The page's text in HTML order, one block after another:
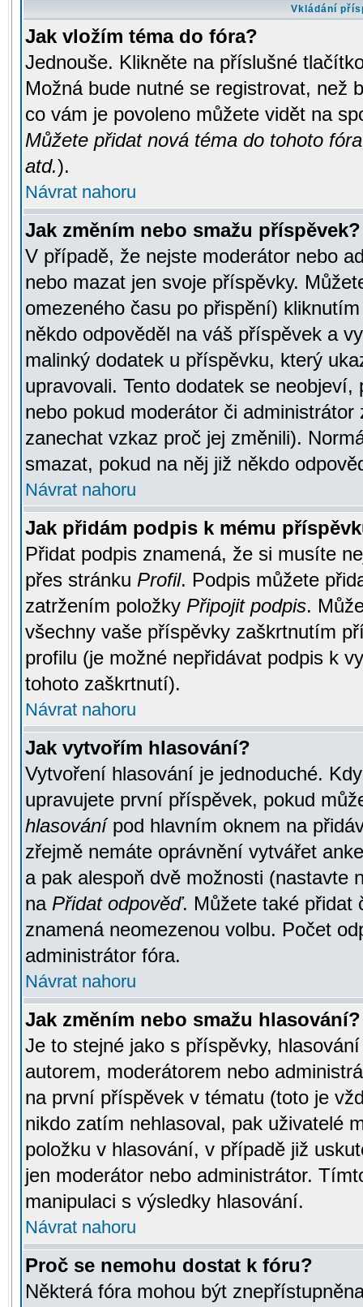
Vkládání
Jak vložím téma do fóra?
Jednouše. Klikněte na příslušné
Možná bude nutné se registrovat, než
co vám je povoleno můžete vidět na
Můžete přidat nová téma do tohoto
atd.).
Návrat nahoru
Jak změním nebo smažu příspěvek?
V případě, že nejste moderátor nebo
nebo mazat jen svoje příspěvky.
omezeného času po přispění)
někdo odpověděl na váš příspěvek a
malinký dodatek u příspěvku, který
upravovali. Tento dodatek se
nebo pokud moderátor či
zanechat vzkaz proč jej změnili).
smazat, pokud na něj již někdo
Návrat nahoru
Jak přidám podpis k mému
Přidat podpis znamená, že si musíte
přes stránku Profil. Podpis můžete
zatržením položky Připojit podpis.
všechny vaše příspěvky zaškrtnutím
profilu (je možné nepřidávat podpis k
tohoto zaškrtnutí).
Návrat nahoru
Jak vytvořím hlasování?
Vytvoření hlasování je jednoduché.
upravujete první příspěvek, pokud
hlasovánípod hlavním oknem na
zřejmě nemáte oprávnění vytvářet
a pak alespoň dvě možnosti (nastavte
na Přidat odpověď. Můžete také přidat
znamená neomezenou volbu. Počet
administrátor fóra.
Návrat nahoru
Jak změním nebo smažu hlasování?
Je to stejné jako s příspěvky,
autorem, moderátorem nebo
na první příspěvek v tématu (toto je
nikdo zatím nehlasoval, pak uživatelé
položku v hlasování, v případě již
jen moderátor nebo administrátor.
manipulaci s výsledky hlasování.
Návrat nahoru
Proč se nemohu dostat k fóru?
Některá fóra mohou být